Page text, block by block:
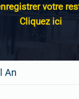
votre
Cliquez ici
An